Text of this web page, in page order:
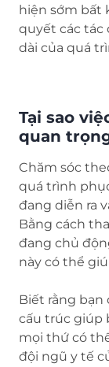
hiện sớm bất
quyết các tác
dài của quá
Tại sao
quan
Chăm sóc
quá trình
đang diễn ra
Bằng cách
đang chủ
này có thể
Biết rằng
cấu trúc giúp
mọi thứ có
đội ngũ y tế